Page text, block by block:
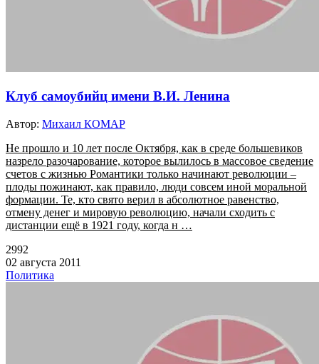
Клуб самоубийц имени В.И. Ленина
Автор: Михаил КОМАР
Не прошло и 10 лет после Октября, как в среде большевиков
назрело разочарование, которое вылилось в массовое сведение
счетов с жизнью Романтики только начинают революции –
плоды пожинают, как правило, люди совсем иной моральной
формации. Те, кто свято верил в абсолютное равенство,
отмену денег и мировую революцию, начали сходить с
дистанции ещё в 1921 году, когда н …
2992
02 августа 2011
Политика